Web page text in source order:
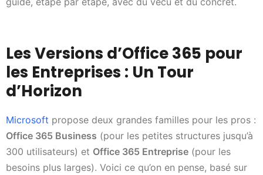
Les Versions d’Office 365 pour
les Entreprises : Un Tour
d’Horizon
Microsoft propose deux grandes familles pour les pros :
Office 365 Business (pour les petites structures jusqu’à
300 utilisateurs) et Office 365 Entreprise (pour les
besoins plus larges). Voici ce qu’on en pense, basé sur